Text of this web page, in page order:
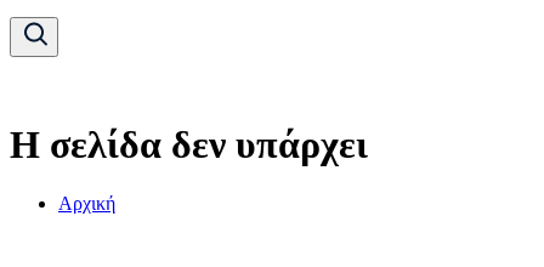
Η σελίδα δεν υπάρχει
Αρχική